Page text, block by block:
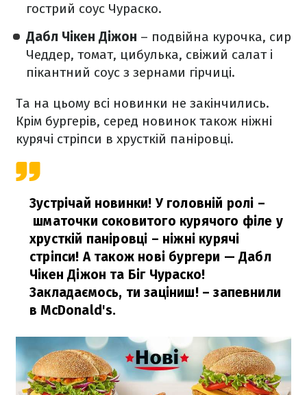
гострий соус Чураско.
Дабл Чікен Діжон – подвійна курочка, сир
Чеддер, томат, цибулька, свіжий салат і
пікантний соус з зернами гірчиці.
Та на цьому всі новинки не закінчились.
Крім бургерів, серед новинок також ніжні
курячі стріпси в хрусткій паніровці.
Зустрічай новинки! У головній ролі –
шматочки соковитого курячого філе у
хрусткій паніровці – ніжні курячі
стріпси! А також нові бургери — Дабл
Чікен Діжон та Біг Чураско!
Закладаємось, ти заціниш!– запевнили
в McDonald's.